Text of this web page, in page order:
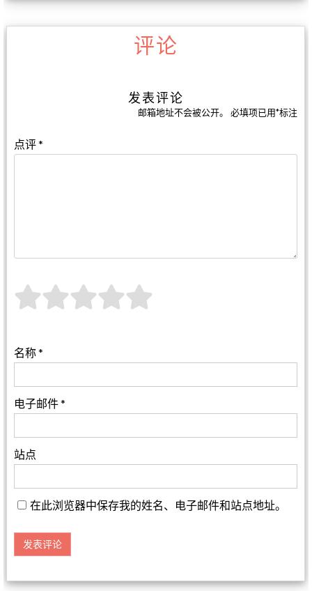
评论
发表评论
邮箱地址不会被公开。 必填项已用*标注
点评*
名称*
电子邮件*
站点
在此浏览器中保存我的姓名、电子邮件和站点地址。